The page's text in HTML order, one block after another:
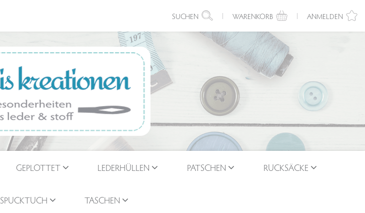
SUCHEN WARENKORB ANMELDEN
GEPLOTTET LEDERHÜLLEN PATSCHEN RUCKSÄCKE
SPUCKTUCH TASCHEN